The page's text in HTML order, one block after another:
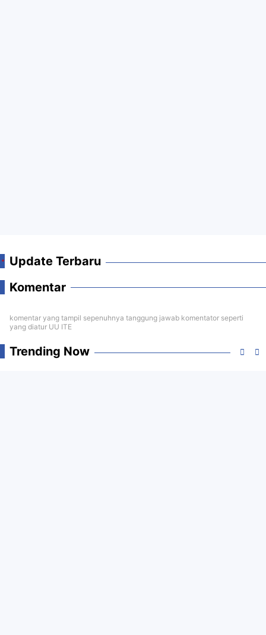
Update Terbaru
Komentar
komentar yang tampil sepenuhnya tanggung jawab komentator seperti
yang diatur UU ITE
Trending Now